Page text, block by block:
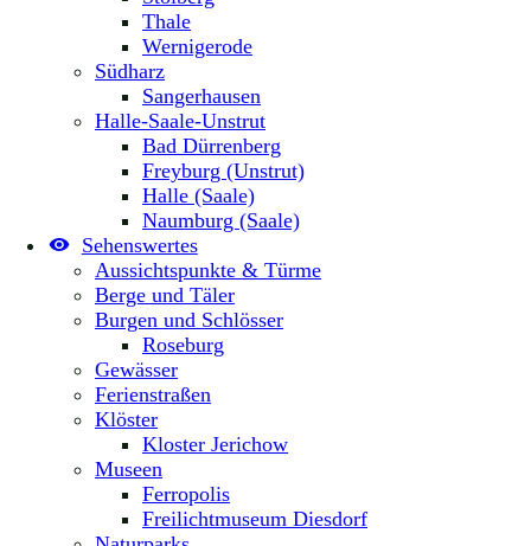
Thale
Wernigerode
Südharz
Sangerhausen
Halle-Saale-Unstrut
Bad Dürrenberg
Freyburg (Unstrut)
Halle (Saale)
Naumburg (Saale)
Sehenswertes
Aussichtspunkte & Türme
Berge und Täler
Burgen und Schlösser
Roseburg
Gewässer
Ferienstraßen
Klöster
Kloster Jerichow
Museen
Ferropolis
Freilichtmuseum Diesdorf